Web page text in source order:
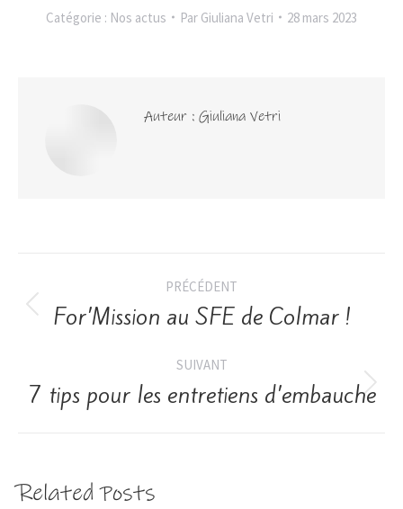
Catégorie : Nos actus Par Giuliana Vetri 28 mars 2023
Auteur : Giuliana Vetri
PRÉCÉDENT
For’Mission au SFE de Colmar !
SUIVANT
7 tips pour les entretiens d’embauche
Related Posts